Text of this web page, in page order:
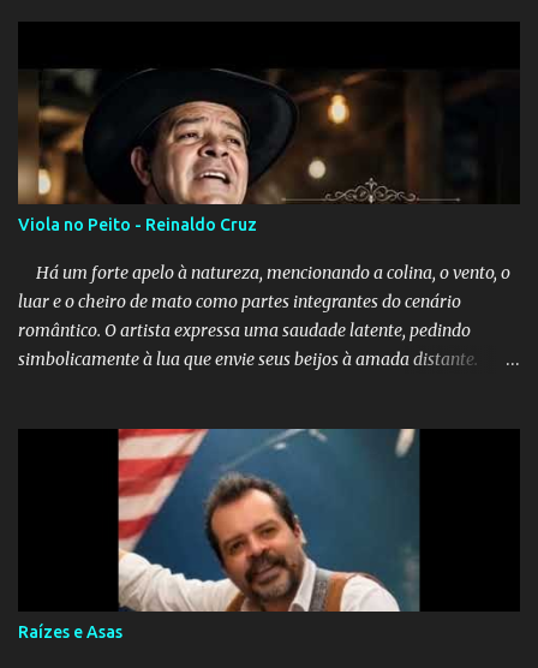
Viola no Peito - Reinaldo Cruz
Há um forte apelo à natureza, mencionando a colina, o vento, o
luar e o cheiro de mato como partes integrantes do cenário
romântico. O artista expressa uma saudade latente, pedindo
simbolicamente à lua que envie seus beijos à amada distante. A
destino. Reinaldo Cruz enfatiza que seu coração nasceu para ela e
que continuará esperando enquanto houver canções para entoar. A
obra conclui como uma promessa de fidelidade e esperança no
reencontro, unindo a tradição da viola com o sentimento universal
do amor. No geral, o vídeo apresenta uma narrativa lírica sobre a
persistência do afeto através do tempo e do espaço. YouTube
YouTube YouTube
Raízes e Asas